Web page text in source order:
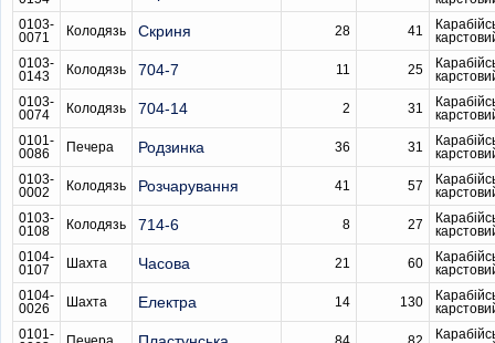
0103-
0071
Колодязь Скриня 28 41
0103-
0143
Колодязь 704-7 11 25
0103-
0074
Колодязь 704-14 2 31
0101-
0086
Печера Родзинка 36 31
0103-
0002
Колодязь Розчарування 41 57
0103-
0108
Колодязь 714-6 8 27
0104-
0107
Шахта Часова 21 60
0104-
0026
Шахта Електра 14 130
0101-